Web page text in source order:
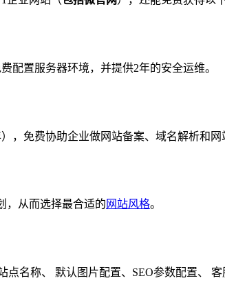
置服务器环境，并提供2年的安全运维。
免费协助企业做网站备案、域名解析和网
从而选择最合适的 网站风格。
称、 默认图片配置、SEO参数配置、